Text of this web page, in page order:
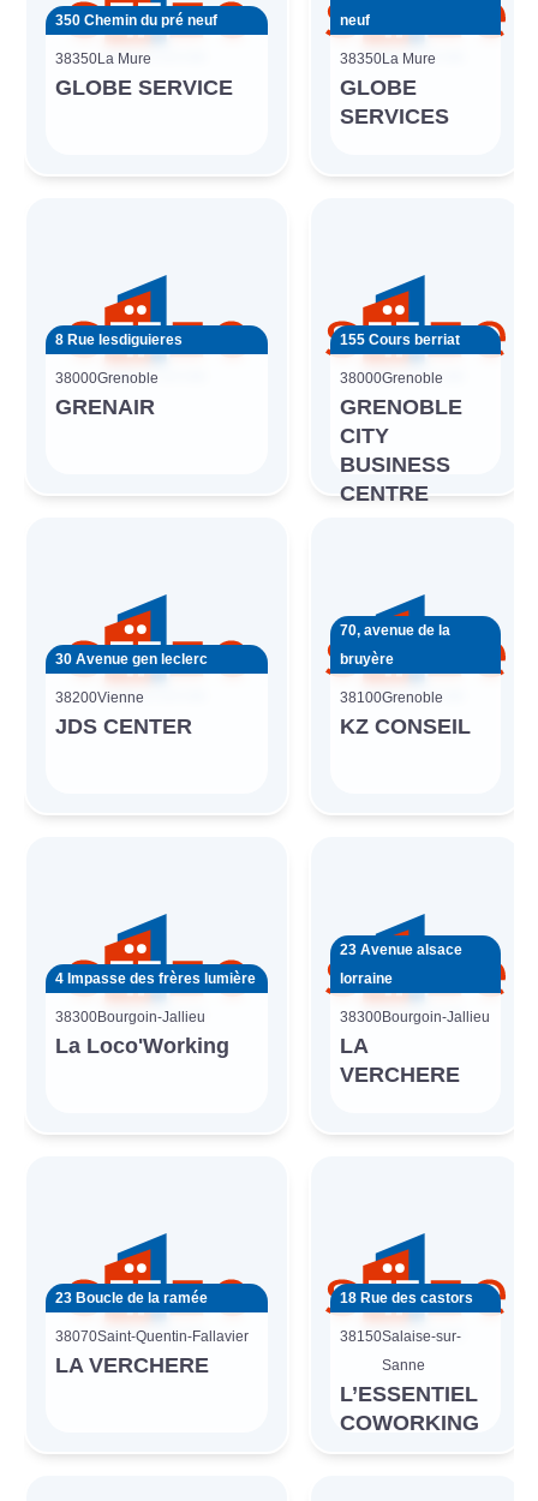
350 Chemin du pré neuf
38350La Mure
GLOBE SERVICE
neuf
38350La Mure
GLOBE
SERVICES
8 Rue lesdiguieres
38000Grenoble
GRENAIR
155 Cours berriat
38000Grenoble
GRENOBLE
CITY
BUSINESS
CENTRE
30 Avenue gen leclerc
38200Vienne
JDS CENTER
70, avenue de la
bruyère
38100Grenoble
KZ CONSEIL
4 Impasse des frères lumière
38300Bourgoin-Jallieu
La Loco'Working
23 Avenue alsace
lorraine
38300Bourgoin-Jallieu
LA
VERCHERE
23 Boucle de la ramée
38070Saint-Quentin-Fallavier
LA VERCHERE
18 Rue des castors
38150Salaise-sur-
Sanne
L’ESSENTIEL
COWORKING